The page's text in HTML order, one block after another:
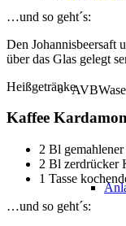
…und so geht´s:
Den Johannisbeersaft
über das Glas gelegt
Heißgetränke
Kaffee
2 Bl
2 Bl zerdrücker
1 Tasse
…und so geht´s: